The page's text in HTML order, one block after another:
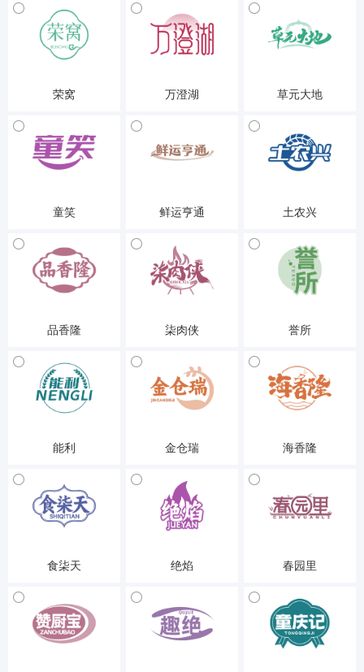
29-食品 29-食品 29-食品
荣窝
29-食品
万澄湖
29-食品
草元大地
29-食品
童笑
29-食品
鲜运亨通
29-食品
土农兴
29-食品
品香隆
29-食品
柒肉侠
29-食品
誉所
29-食品
能利
29-食品
金仓瑞
29-食品
海香隆
29-食品
食柒天
29-食品
绝焰
29-食品
春园里
29-食品